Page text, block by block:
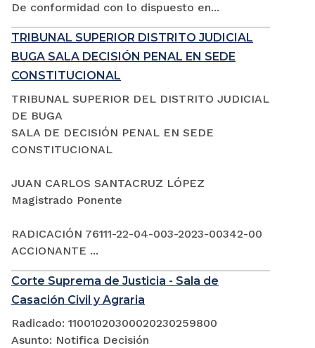
De conformidad con lo dispuesto en...
TRIBUNAL SUPERIOR DISTRITO JUDICIAL
BUGA SALA DECISIÓN PENAL EN SEDE
CONSTITUCIONAL
TRIBUNAL SUPERIOR DEL DISTRITO JUDICIAL
DE BUGA
SALA DE DECISIÓN PENAL EN SEDE
CONSTITUCIONAL
JUAN CARLOS SANTACRUZ LÓPEZ
Magistrado Ponente
RADICACIÓN 76111-22-04-003-2023-00342-00
ACCIONANTE ...
Corte Suprema de Justicia - Sala de
Casación Civil y Agraria
Radicado: 11001020300020230259800
Asunto: Notifica Decisión